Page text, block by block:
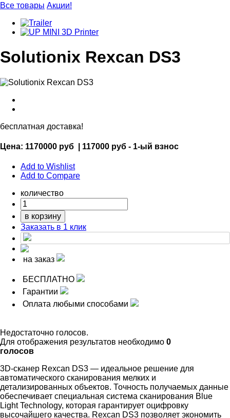
Все товары Акции!
Solutionix Rexcan DS3
бесплатная доставка!
Цена: 1170000 руб 117000 руб - 1-ый взнос
Add to Wishlist
Add to Compare
количество
в корзину
Заказать в 1 клик
на заказ
БЕСПЛАТНО
Гарантии
Оплата любыми способами
Недостаточно голосов.
Для отображения результатов необходимо 0
голосов
3D-сканер Rexcan DS3 — идеальное решение для
автоматического сканирования мелких и
детализированных объектов. Точность получаемых данные
обеспечивает специальная система сканирования Blue
Light Technology, которая гарантирует оцифровку
высочайшего качества. Rexcan DS3 позволяет экономить